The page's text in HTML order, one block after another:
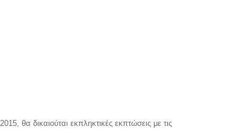
θα δικαιούται εκπληκτικές εκπτώσεις με τις